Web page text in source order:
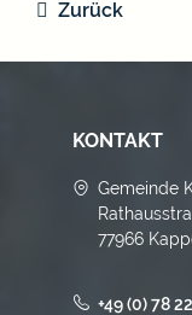
Zurück
KONTAKT
Gemeinde
77966
+49 (0) 78